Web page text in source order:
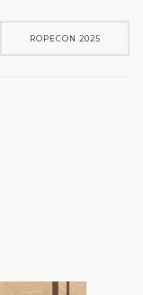
ROPECON 2025